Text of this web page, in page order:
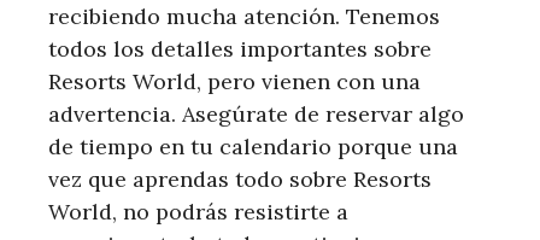
recibiendo mucha atención. Tenemos
todos los detalles importantes sobre
Resorts World, pero vienen con una
advertencia. Asegúrate de reservar algo
de tiempo en tu calendario porque una
vez que aprendas todo sobre Resorts
World, no podrás resistirte a